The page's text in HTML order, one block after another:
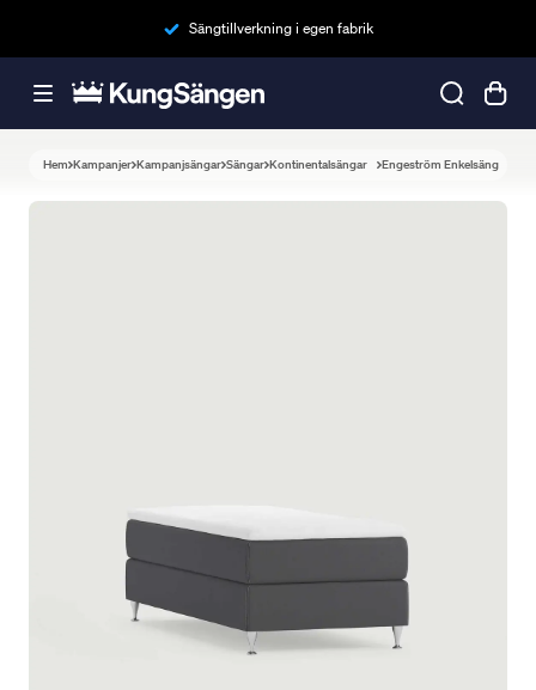
Sängtillverkning i egen fabrik
Hem Kampanjer Kampanjsängar Sängar Kontinentalsängar Engeström Enkelsäng